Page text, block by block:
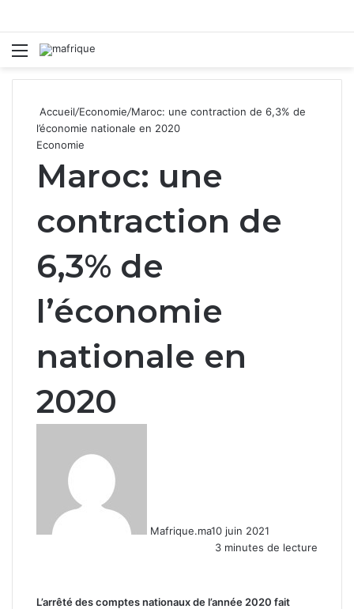
Menu
Accueil/Economie/Maroc: une contraction de 6,3% de
l’économie nationale en 2020
Economie
Maroc: une
contraction de
6,3% de
l’économie
nationale en
2020
Mafrique.ma10 juin 2021
3 minutes de lecture
L’arrêté des comptes nationaux de l’année 2020 fait